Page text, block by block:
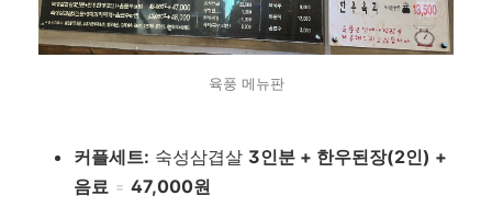
육풍 메뉴판
커플세트: 숙성삼겹살 3인분 + 한우된장(2인) +
음료 = 47,000원